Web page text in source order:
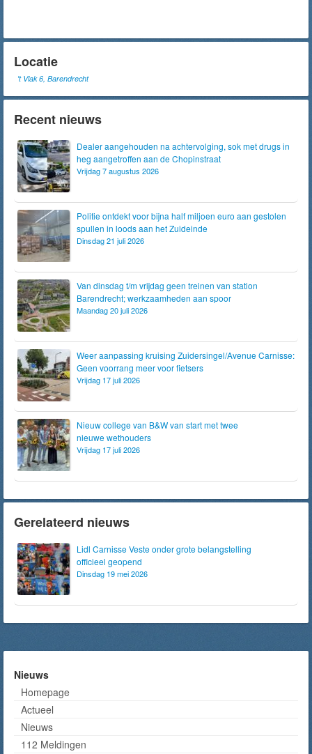
Locatie
't Vlak 6, Barendrecht
Recent nieuws
Dealer aangehouden na achtervolging, sok met drugs in
heg aangetroffen aan de Chopinstraat
Vrijdag 7 augustus 2026
Politie ontdekt voor bijna half miljoen euro aan gestolen
spullen in loods aan het Zuideinde
Dinsdag 21 juli 2026
Van dinsdag t/m vrijdag geen treinen van station
Barendrecht; werkzaamheden aan spoor
Maandag 20 juli 2026
Weer aanpassing kruising Zuidersingel/Avenue Carnisse:
Geen voorrang meer voor fietsers
Vrijdag 17 juli 2026
Nieuw college van B&W van start met twee
nieuwe wethouders
Vrijdag 17 juli 2026
Gerelateerd nieuws
Lidl Carnisse Veste onder grote belangstelling
officieel geopend
Dinsdag 19 mei 2026
Nieuws
Homepage
Actueel
Nieuws
112 Meldingen